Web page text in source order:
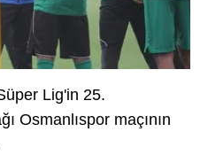
Lig'in 25.
Osmanlıspor maçının